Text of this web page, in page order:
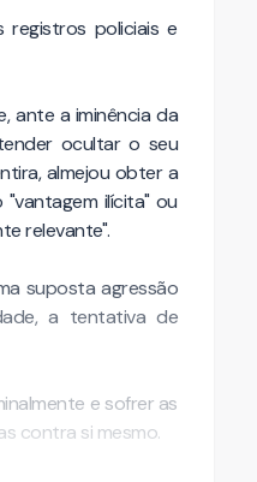
policiais e
ante a iminência da
ocultar o seu
almejou obter a
ilícita" ou
relevante".
suposta agressão
a tentativa de
e sofrer as
contra si mesmo.